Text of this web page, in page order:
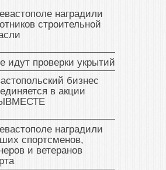
наградили
строительной
идут проверки укрытий
бизнес
в акции
наградили
спортсменов,
и ветеранов